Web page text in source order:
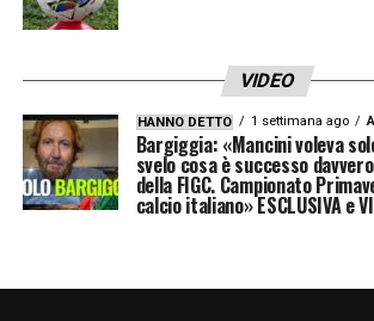
VIDEO
HANNO DETTO 1 settimana ago
Bargiggia: «Mancini voleva
svelo cosa è successo
della FIGC. Campionato
calcio italiano» ESCLUSIVA e